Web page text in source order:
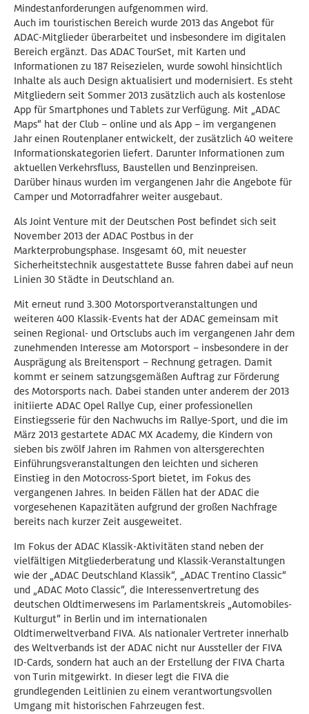
Mindestanforderungen aufgenommen wird.
Auch im touristischen Bereich wurde 2013 das Angebot für
ADAC-Mitglieder überarbeitet und insbesondere im digitalen
Bereich ergänzt. Das ADAC TourSet, mit Karten und
Informationen zu 187 Reisezielen, wurde sowohl hinsichtlich
Inhalte als auch Design aktualisiert und modernisiert. Es steht
Mitgliedern seit Sommer 2013 zusätzlich auch als kostenlose
App für Smartphones und Tablets zur Verfügung. Mit „ADAC
Maps“ hat der Club – online und als App – im vergangenen
Jahr einen Routenplaner entwickelt, der zusätzlich 40 weitere
Informationskategorien liefert. Darunter Informationen zum
aktuellen Verkehrsfluss, Baustellen und Benzinpreisen.
Darüber hinaus wurden im vergangenen Jahr die Angebote für
Camper und Motorradfahrer weiter ausgebaut.
Als Joint Venture mit der Deutschen Post befindet sich seit
November 2013 der ADAC Postbus in der
Markterprobungsphase. Insgesamt 60, mit neuester
Sicherheitstechnik ausgestattete Busse fahren dabei auf neun
Linien 30 Städte in Deutschland an.
Mit erneut rund 3.300 Motorsportveranstaltungen und
weiteren 400 Klassik-Events hat der ADAC gemeinsam mit
seinen Regional- und Ortsclubs auch im vergangenen Jahr dem
zunehmenden Interesse am Motorsport – insbesondere in der
Ausprägung als Breitensport – Rechnung getragen. Damit
kommt er seinem satzungsgemäßen Auftrag zur Förderung
des Motorsports nach. Dabei standen unter anderem der 2013
initiierte ADAC Opel Rallye Cup, einer professionellen
Einstiegsserie für den Nachwuchs im Rallye-Sport, und die im
März 2013 gestartete ADAC MX Academy, die Kindern von
sieben bis zwölf Jahren im Rahmen von altersgerechten
Einführungsveranstaltungen den leichten und sicheren
Einstieg in den Motocross-Sport bietet, im Fokus des
vergangenen Jahres. In beiden Fällen hat der ADAC die
vorgesehenen Kapazitäten aufgrund der großen Nachfrage
bereits nach kurzer Zeit ausgeweitet.
Im Fokus der ADAC Klassik-Aktivitäten stand neben der
vielfältigen Mitgliederberatung und Klassik-Veranstaltungen
wie der „ADAC Deutschland Klassik“, „ADAC Trentino Classic“
und „ADAC Moto Classic“, die Interessenvertretung des
deutschen Oldtimerwesens im Parlamentskreis „Automobiles-
Kulturgut“ in Berlin und im internationalen
Oldtimerweltverband FIVA. Als nationaler Vertreter innerhalb
des Weltverbands ist der ADAC nicht nur Aussteller der FIVA
ID-Cards, sondern hat auch an der Erstellung der FIVA Charta
von Turin mitgewirkt. In dieser legt die FIVA die
grundlegenden Leitlinien zu einem verantwortungsvollen
Umgang mit historischen Fahrzeugen fest.